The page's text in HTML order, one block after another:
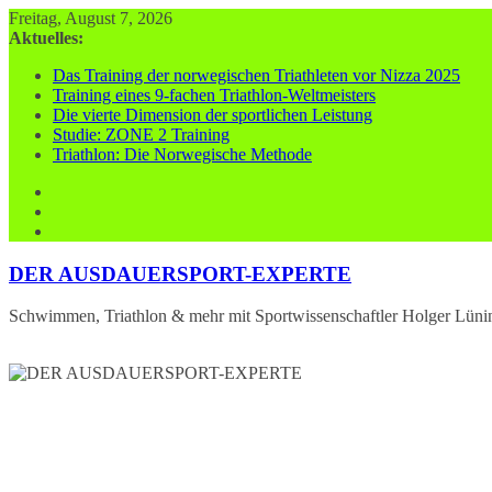
Zum
Inhalt
Freitag, August 7, 2026
Aktuelles:
Das Training der norwegischen Triathleten vor Nizza 2025
Training eines 9-fachen Triathlon-Weltmeisters
Die vierte Dimension der sportlichen Leistung
Studie: ZONE 2 Training
Triathlon: Die Norwegische Methode
DER AUSDAUERSPORT-EXPERTE
Schwimmen, Triathlon & mehr mit Sportwissenschaftler Holger